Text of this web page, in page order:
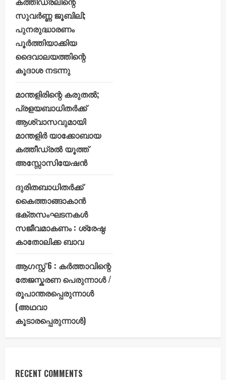
സുവർണ്ണ ജൂബിലി;
പുനരുദ്ധാരണം
പൂർത്തിയാക്കിയ
ദൈവാലയത്തിന്റെ
കൂദാശ നടന്നു
മാന്തളിരിന്റെ കരുതൽ;
പ്രളയബാധിതർക്ക്
ആശ്വാസവുമായി
മാന്തളിർ യാക്കോബായ
കത്തീഡ്രൽ യൂത്ത്
അസ്സോസിയേഷൻ
ദുരിതബാധിതർക്ക്
കൈത്താങ്ങാകാൻ
ഭക്തസംഘടനകൾ
സജീവമാകണം : ശ്രേഷ്ഠ
കാതോലിക്ക ബാവ
ആഗസ്റ്റ് 6 : കർത്താവിന്റെ
തേജസ്കരണ പെരുന്നാൾ /
രൂപാന്തരപ്പെരുന്നാൾ
(അഥവാ
കൂടാരപ്പെരുന്നാൾ)
RECENT COMMENTS